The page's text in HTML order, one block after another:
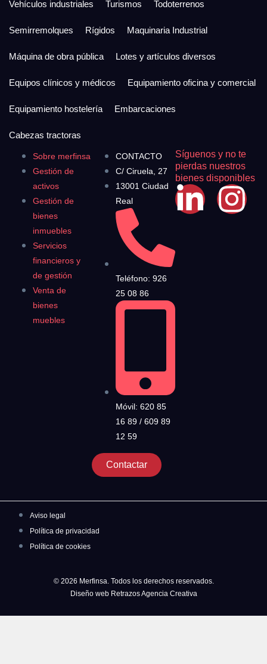
Sobre merfinsa
Gestión de
activos
Gestión de
bienes
inmuebles
Servicios
financieros y
de gestión
Venta de
bienes
muebles
CONTACTO
C/ Ciruela, 27
13001 Ciudad
Real
Teléfono: 926
25 08 86
Móvil: 620 85
16 89 / 609 89
12 59
Contactar
Síguenos y no te
pierdas nuestros
bienes disponibles
Vehículos industriales
Turismos Todoterrenos
Semirremolques Rígidos Maquinaria Industrial
Máquina de obra pública Lotes y artículos diversos
Equipos clínicos y médicos Equipamiento oficina y comercial
Equipamiento hostelería Embarcaciones
Cabezas tractoras
Aviso legal
Política de privacidad
Política de cookies
© 2026 Merfinsa. Todos los derechos reservados.
Diseño web Retrazos Agencia Creativa